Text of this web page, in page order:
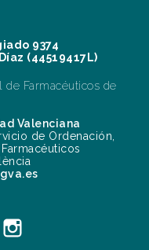
9374
(44519417L)
Farmacéuticos de
Valenciana
de Ordenación,